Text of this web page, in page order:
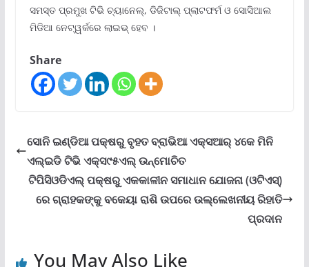
ସମସ୍ତ ପ୍ରମୁଖ ଟିଭି ଚ୍ୟାନେଲ୍‌, ଡିଜିଟାଲ୍ ପ୍ଲାଟଫର୍ମ ଓ ସୋସିଆଲ
ମିଡିଆ ନେଟ୍‌ୱର୍କରେ ଲାଇଭ୍ ହେବ ।
Share
ସୋନି ଇଣ୍ଡିଆ ପକ୍ଷରୁ ବୃହତ ବ୍ରାଭିଆ ଏକ୍ସଆର୍ ୪କେ ମିନି
ଏଲ୍‌ଇଡି ଟିଭି ଏକ୍ସ୯୫ଏଲ୍ ଉନ୍ମୋଚିତ
ଟିପିସିଓଡିଏଲ୍ ପକ୍ଷରୁ ଏକକାଳୀନ ସମାଧାନ ଯୋଜନା (ଓଟିଏସ୍‌)
ରେ ଗ୍ରାହକଙ୍କୁ ବକେୟା ରାଶି ଉପରେ ଉଲ୍ଲେଖନୀୟ ରିହାତି
ପ୍ରଦାନ
You May Also Like